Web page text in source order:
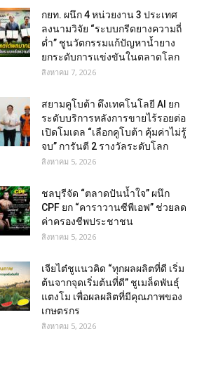
กยท. ผนึก 4 หน่วยงาน 3 ประเทศ
ลงนามวิจัย “ระบบกรีดยางความถี่
ต่ำ” ชูนวัตกรรมแก้ปัญหาน้ำยาง
ยกระดับการแข่งขันในตลาดโลก
สิงหาคม 7, 2026
สยามคูโบต้า ดึงเทคโนโลยี AI ยก
ระดับบริการหลังการขายไร้รอยต่อ
เปิดโมเดล “เลือกคูโบต้า คุ้มค่าไม่รู้
จบ” การันตี 2 รางวัลระดับโลก
สิงหาคม 5, 2026
ชลบุรีจัด “ตลาดปันน้ำใจ” ผนึก
CPF ยก “คาราวานซีพีเอฟ” ช่วยลด
ค่าครองชีพประชาชน
สิงหาคม 5, 2026
เจียไต๋ชูแนวคิด “ทุกผลผลิตที่ดี เริ่ม
ต้นจากจุดเริ่มต้นที่ดี” ชูเมล็ดพันธุ์
แตงโม เพื่อผลผลิตที่มีคุณภาพของ
เกษตรกร
สิงหาคม 5, 2026